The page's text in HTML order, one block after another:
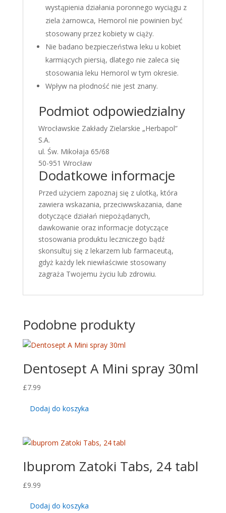
wystąpienia działania poronnego wyciągu z
ziela żarnowca, Hemorol nie powinien być
stosowany przez kobiety w ciąży.
Nie badano bezpieczeństwa leku u kobiet
karmiących piersią, dlatego nie zaleca się
stosowania leku Hemorol w tym okresie.
Wpływ na płodność nie jest znany.
Podmiot odpowiedzialny
Wrocławskie Zakłady Zielarskie „Herbapol”
S.A.
ul. Św. Mikołaja 65/68
50-951 Wrocław
Dodatkowe informacje
Przed użyciem zapoznaj się z ulotką, która
zawiera wskazania, przeciwwskazania, dane
dotyczące działań niepożądanych,
dawkowanie oraz informacje dotyczące
stosowania produktu leczniczego bądź
skonsultuj się z lekarzem lub farmaceutą,
gdyż każdy lek niewłaściwie stosowany
zagraża Twojemu życiu lub zdrowiu.
Podobne produkty
Dentosept A Mini spray 30ml
£7.99
Dodaj do koszyka
Ibuprom Zatoki Tabs, 24 tabl
£9.99
Dodaj do koszyka